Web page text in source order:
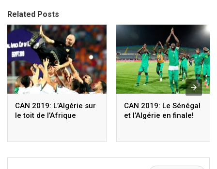
Related Posts
CAN 2019: L’Algérie sur
le toit de l’Afrique
CAN 2019: Le Sénégal
et l’Algérie en finale!